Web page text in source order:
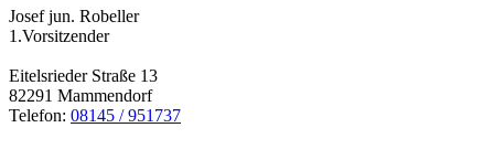
Josef jun. Robeller
1.Vorsitzender
Eitelsrieder Straße 13
82291 Mammendorf
Telefon: 08145 / 951737